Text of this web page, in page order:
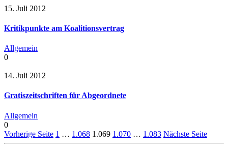
15. Juli 2012
Kritikpunkte am Koalitionsvertrag
Allgemein
0
14. Juli 2012
Gratiszeitschriften für Abgeordnete
Allgemein
0
Vorherige Seite 1 … 1.068 1.069 1.070 … 1.083 Nächste Seite